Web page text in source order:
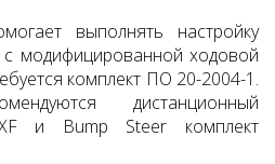
выполнять настройку
модифицированной ходовой
комплект ПО 20-2004-1.
дистанционный
XF и Bump Steer комплект